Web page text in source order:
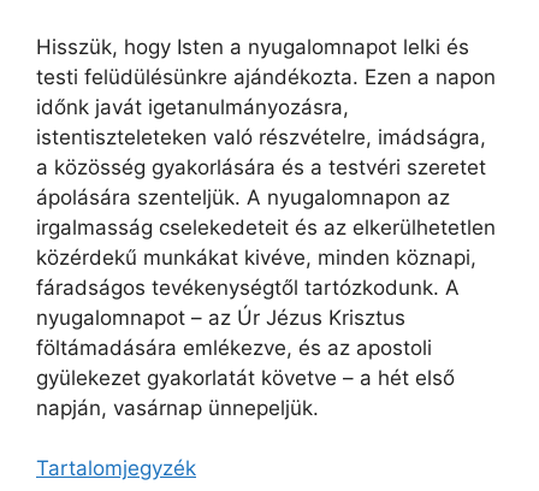
Hisszük, hogy Isten a nyugalomnapot lelki és
testi felüdülésünkre ajándékozta. Ezen a napon
időnk javát igetanulmányozásra,
istentiszteleteken való részvételre, imádságra,
a közösség gyakorlására és a testvéri szeretet
ápolására szenteljük. A nyugalomnapon az
irgalmasság cselekedeteit és az elkerülhetetlen
közérdekű munkákat kivéve, minden köznapi,
fáradságos tevékenységtől tartózkodunk. A
nyugalomnapot – az Úr Jézus Krisztus
föltámadására emlékezve, és az apostoli
gyülekezet gyakorlatát követve – a hét első
napján, vasárnap ünnepeljük.
Tartalomjegyzék